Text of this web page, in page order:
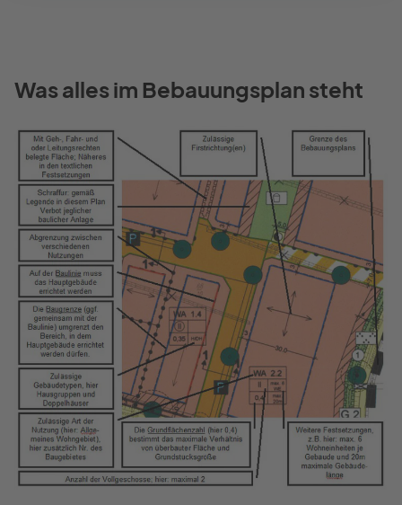
Was alles im Bebauungsplan steht